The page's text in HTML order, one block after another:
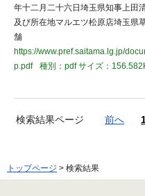
年十二月二十六日埼玉県知事上田
及び所在地マルエツ松原店埼玉
舗
https://www.pref.saitama.lg.jp/
p.pdf
種別：pdfサイズ：
検索結果ページ 前へ
トップページ > 検索結果